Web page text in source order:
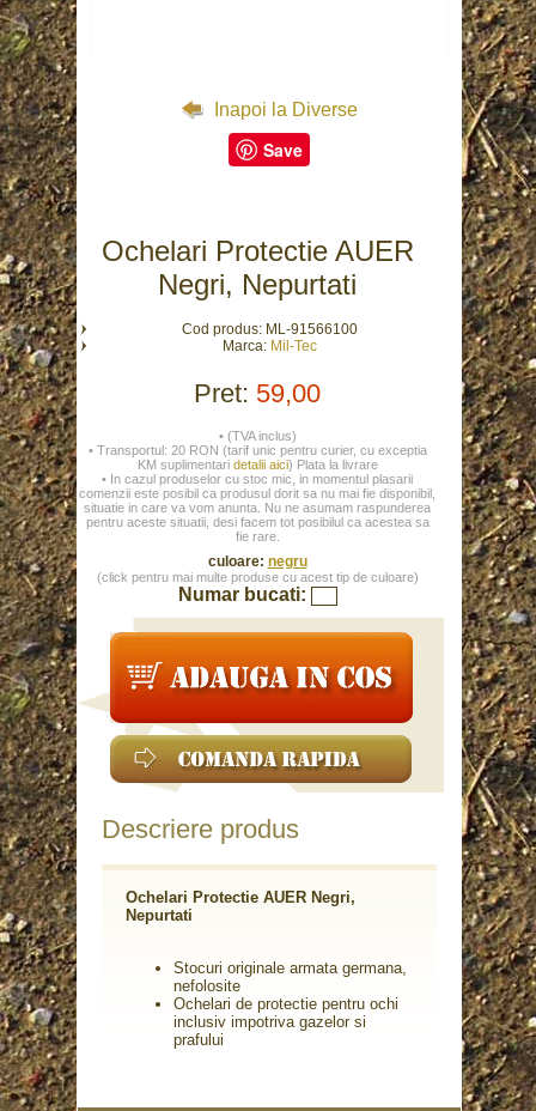
Inapoi la Diverse
Save
Ochelari Protectie AUER
Negri, Nepurtati
Cod produs: ML-91566100
Marca: Mil-Tec
Pret: 59,00
• (TVA inclus)
• Transportul: 20 RON (tarif unic pentru curier, cu exceptia
KM suplimentari detalii aici) Plata la livrare
• In cazul produselor cu stoc mic, in momentul plasarii
comenzii este posibil ca produsul dorit sa nu mai fie disponibil,
situatie in care va vom anunta. Nu ne asumam raspunderea
pentru aceste situatii, desi facem tot posibilul ca acestea sa
fie rare.
culoare: negru
(click pentru mai multe produse cu acest tip de culoare)
Numar bucati:
Descriere produs
Ochelari Protectie AUER Negri,
Nepurtati
Stocuri originale armata germana,
nefolosite
Ochelari de protectie pentru ochi
inclusiv impotriva gazelor si
prafului